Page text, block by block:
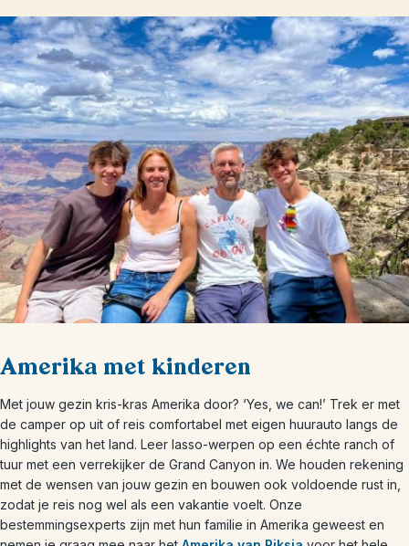
Amerika met kinderen
Met jouw gezin kris-kras Amerika door? ‘Yes, we can!’ Trek er met
de camper op uit of reis comfortabel met eigen huurauto langs de
highlights van het land. Leer lasso-werpen op een échte ranch of
tuur met een verrekijker de Grand Canyon in. We houden rekening
met de wensen van jouw gezin en bouwen ook voldoende rust in,
zodat je reis nog wel als een vakantie voelt. Onze
bestemmingsexperts zijn met hun familie in Amerika geweest en